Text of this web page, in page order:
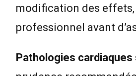
modification des
professionnel avant
Pathologies cardiaques